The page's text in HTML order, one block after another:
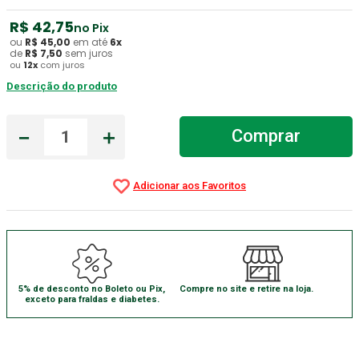
R$ 42,75no Pix
ou R$ 45,00 em até 6x
de R$ 7,50 sem juros
ou 12x com juros
Descrição do produto
＋
－ Comprar
5% de desconto no Boleto ou Pix,
exceto para fraldas e diabetes.
Compre no site e retire na loja.
4º Estetoscopio Littmann
5 º Aparelho Pressão
º Littmann
Gaze Esteril